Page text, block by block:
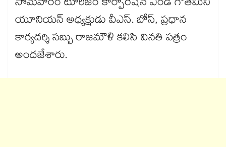
యూనియన్ అధ్యక్షుడు వీఎస్. బోస్, ప్రధాన
కార్యదర్శి సబ్బు రాజమౌళి కలిసి వినతి పత్రం
అందజేశారు.